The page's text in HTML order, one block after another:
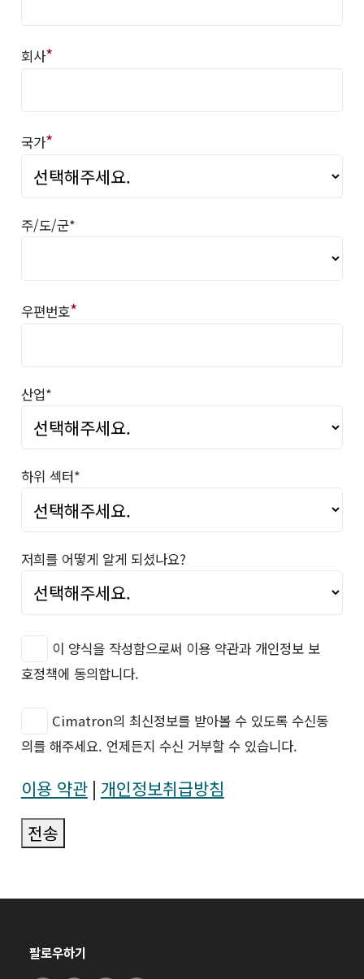
회사*
국가*
주/도/군*
우편번호*
산업*
하위 섹터*
저희를 어떻게 알게 되셨나요?
이 양식을 작성함으로써 이용 약관과 개인정보 보
호정책에 동의합니다.
Cimatron의 최신정보를 받아볼 수 있도록 수신동
의를 해주세요. 언제든지 수신 거부할 수 있습니다.
이용 약관| 개인정보취급방침
전송
팔로우하기